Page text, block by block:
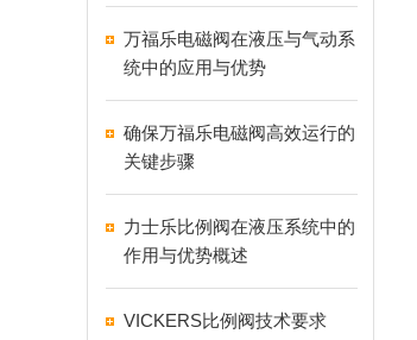
万福乐电磁阀在液压与气动系
统中的应用与优势
确保万福乐电磁阀高效运行的
关键步骤
力士乐比例阀在液压系统中的
作用与优势概述
VICKERS比例阀技术要求